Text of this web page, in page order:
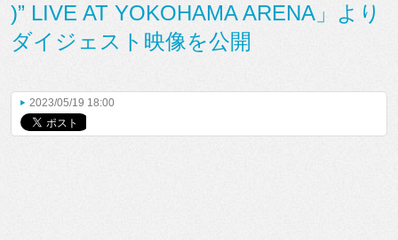
)” LIVE AT YOKOHAMA ARENA」より
ダイジェスト映像を公開
2023/05/19 18:00